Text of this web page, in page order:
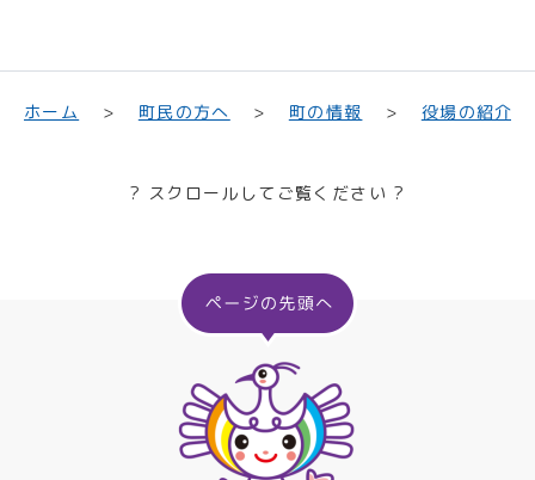
ホーム 町民の方へ 町の情報 役場の紹介
? スクロールしてご覧ください ?